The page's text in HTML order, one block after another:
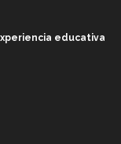
educativa